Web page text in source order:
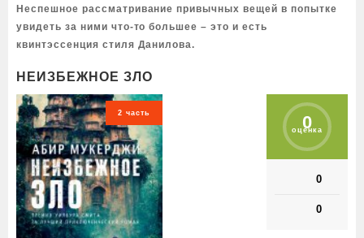
Неспешное рассматривание привычных вещей в попытке
увидеть за ними что-то большее – это и есть
квинтэссенция стиля Данилова.
НЕИЗБЕЖНОЕ ЗЛО
2 часть 0
оценка
0
0